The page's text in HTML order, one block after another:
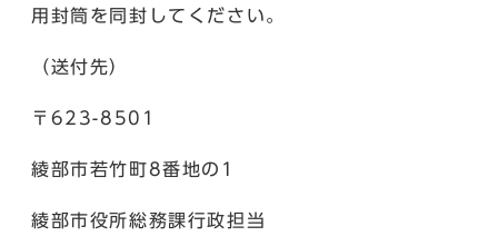
用封筒を同封してください。
（送付先）
〒623-8501
綾部市若竹町8番地の1
綾部市役所総務課行政担当